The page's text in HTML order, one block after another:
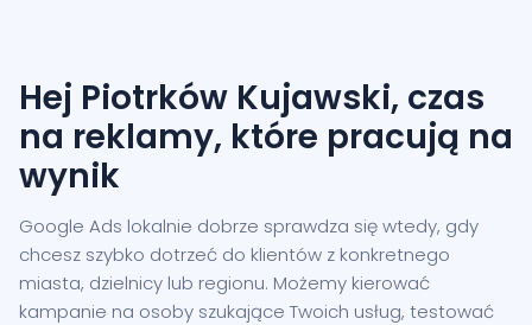
Hej Piotrków Kujawski, czas
na reklamy, które pracują na
wynik
Google Ads lokalnie dobrze sprawdza się wtedy, gdy
chcesz szybko dotrzeć do klientów z konkretnego
miasta, dzielnicy lub regionu. Możemy kierować
kampanie na osoby szukające Twoich usług, testować